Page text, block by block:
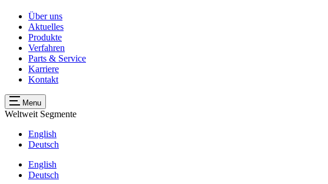
Über uns
Aktuelles
Produkte
Verfahren
Parts & Service
Karriere
Kontakt
Menu
Weltweit Segmente
English
Deutsch
English
Deutsch